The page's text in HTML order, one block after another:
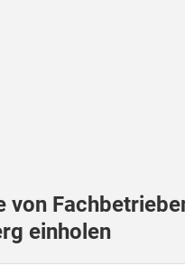
von
einholen